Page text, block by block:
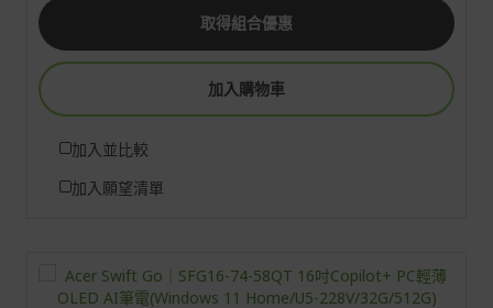
取得組合優惠
加入購物車
加入並比較
加入願望清單